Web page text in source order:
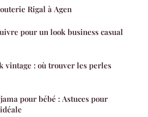
Rigal à Agen
pour un look business casual
vintage : où trouver les perles
pour bébé : Astuces pour